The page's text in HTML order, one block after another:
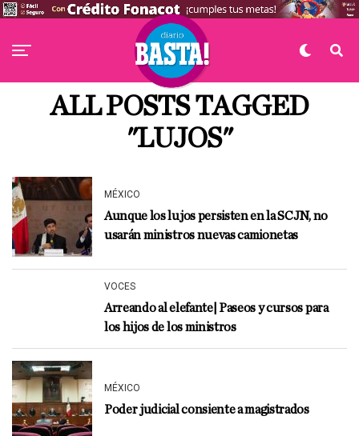
ALL POSTS TAGGED
"LUJOS"
MÉXICO
Aunque los lujos persisten en la SCJN, no
usarán ministros nuevas camionetas
VOCES
Arreando al elefante| Paseos y cursos para
los hijos de los ministros
MÉXICO
Poder judicial consiente a magistrados